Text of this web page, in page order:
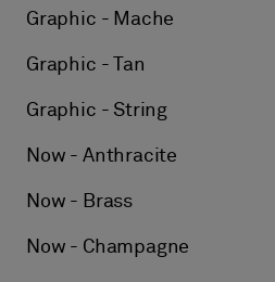
Graphic - Mache
Graphic - Tan
Graphic - String
Now - Anthracite
Now - Brass
Now - Champagne